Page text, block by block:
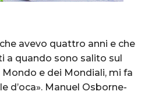
avevo quattro anni e che
a quando sono salito sul
e dei Mondiali, mi fa
d’oca». Manuel Osborne-